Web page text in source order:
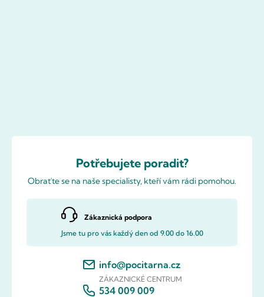
Potřebujete poradit?
Obraťte se na naše specialisty, kteří vám rádi pomohou.
Zákaznická podpora
Jsme tu pro vás každý den od 9.00 do 16.00
info@pocitarna.cz
ZÁKAZNICKÉ CENTRUM
534 009 009